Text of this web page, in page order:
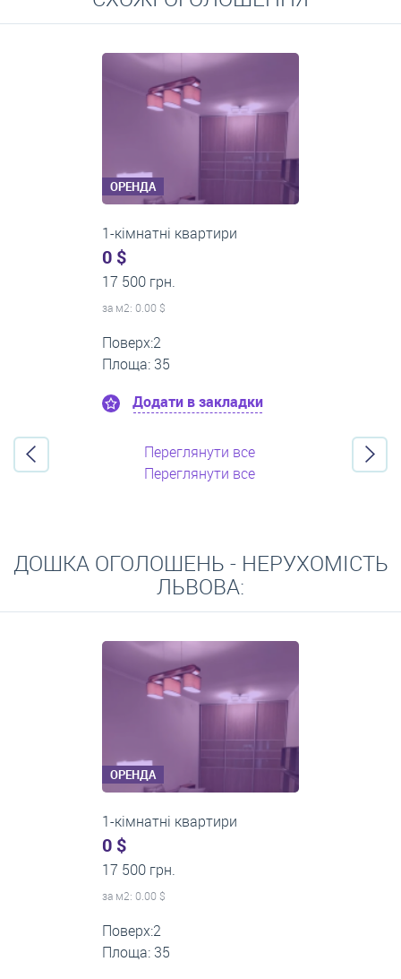
Середні ціни на довготривалу оренду квартир, особняків,
кімнат
ОРЕНДА
1-кімнатні квартири
0 $
22 500 грн.
за м2: 0.00 $
Поверх:12
Площа: 60
Додати в закладки
Переглянути все
Переглянути все
ДОШКА ОГОЛОШЕНЬ - НЕРУХОМІСТЬ
ЛЬВОВА:
ОРЕНДА
3-кімнатні квартири
500 $
0 грн.
за м2: 8.33 $
Поверх:3
Площа: 60